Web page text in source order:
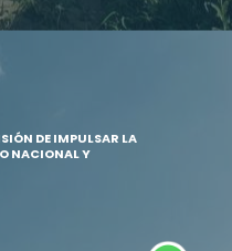
DE IMPULSAR LA
NACIONAL Y